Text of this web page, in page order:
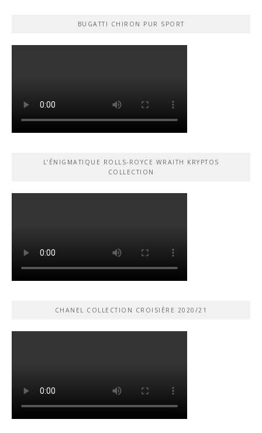
BUGATTI CHIRON PUR SPORT
L’ÉNIGMATIQUE ROLLS-ROYCE WRAITH KRYPTOS
COLLECTION
CHANEL COLLECTION CROISIÈRE 2020/21